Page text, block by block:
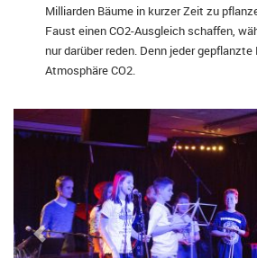
Milliarden Bäume in kurzer Zeit zu
Faust einen CO2-Ausgleich schaffen,
nur darüber reden. Denn jeder
Atmosphäre CO2.